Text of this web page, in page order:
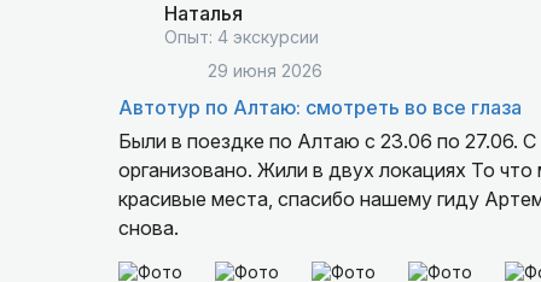
сильно уставали, несмотря на смену
турбазах, где в номерах есть все, что
впечатлений дня! Хорошо было
этого прекрасного тура, нашему гиду
сказочные 5 дней в Республике Алтай!
Наталья
Опыт: 4 экскурсии
29 июня 2026
Автотур по Алтаю: смотреть во все глаза
Были в поездке по Алтаю с 23.06 по 27.06.
организовано. Жили в двух локациях То
красивые места, спасибо нашему гиду
снова.